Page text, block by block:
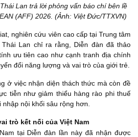
Lan trả lời phỏng vấn báo chí bên lề
(AFF) 2026. (Ảnh: Việt Đức/TTXVN)
nghiên cứu viên cao cấp tại Trung tâm
Lan chỉ ra rằng, Diễn đàn đã thảo
ưu tiên cao như cạnh tranh địa chính
đổi năng lượng và vai trò của giới trẻ.
ở việc nhận diện thách thức mà còn đề
tiễn như giảm thiểu hàng rào phi thuế
nội khối sâu rộng hơn.
trò kết nối của Việt Nam
tại Diễn đàn lần này đã nhận được